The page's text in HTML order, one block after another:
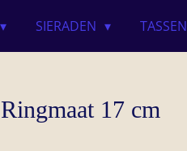
SIERADEN TASSEN
Ringmaat 17 cm